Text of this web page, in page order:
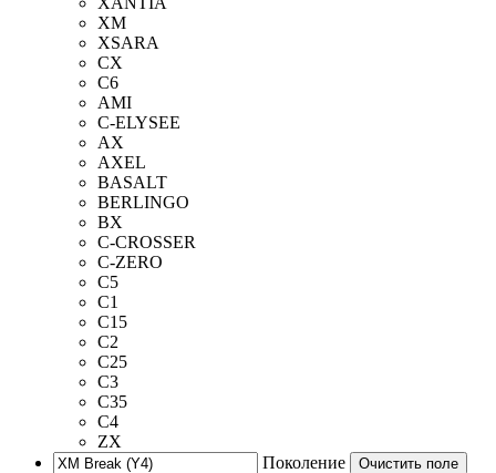
XM
XSARA
CX
C6
AMI
C-ELYSEE
AX
AXEL
BASALT
BERLINGO
BX
C-CROSSER
C-ZERO
C5
C1
C15
C2
C25
C3
C35
C4
ZX
Поколение
Очистить поле